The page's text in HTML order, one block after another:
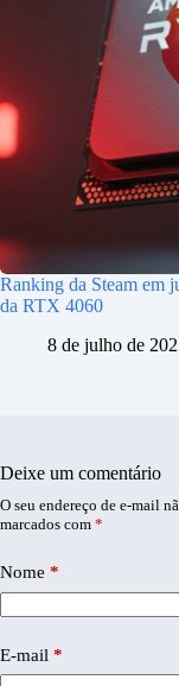
Ranking da Steam em
da RTX 4060
8 de julho de
Deixe um comentário
O seu endereço de e-mail
marcados com *
Nome *
E-mail *